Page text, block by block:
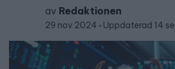
av Redaktionen
29 nov 2024 Uppdaterad 14